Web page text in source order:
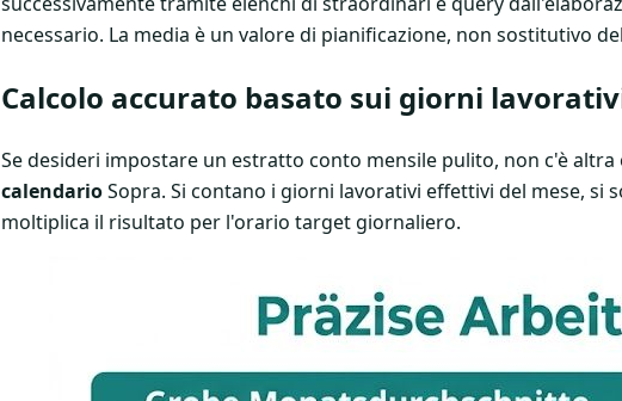
necessario. La media è un valore di pianificazione, non sostitutivo
Calcolo accurato basato sui giorni
Se desideri impostare un estratto conto mensile pulito, non c'è altra
calendarioSopra. Si contano i giorni lavorativi effettivi del mese, si
moltiplica il risultato per l'orario target giornaliero.